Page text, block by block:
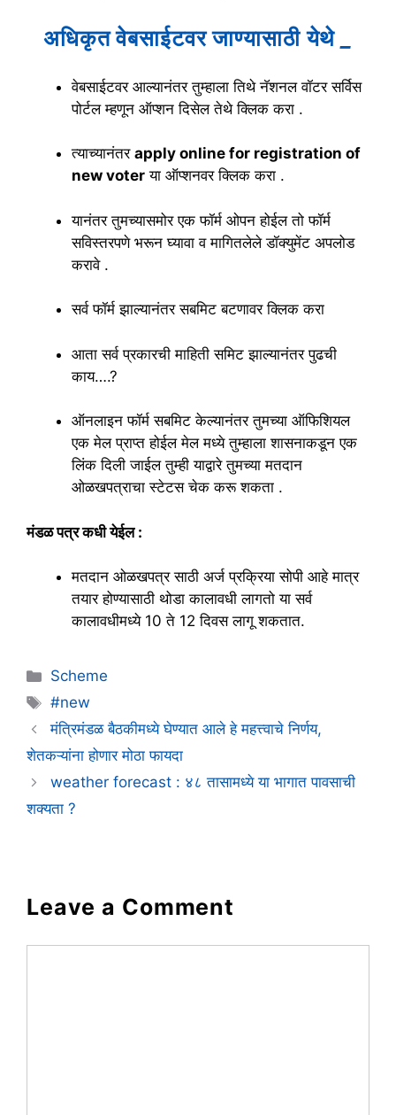
अधिकृत वेबसाईटवर जाण्यासाठी येथे
वेबसाईटवर आल्यानंतर तुम्हाला तिथे नॅशनल वॉटर सर्विस
पोर्टल म्हणून ऑप्शन दिसेल तेथे क्लिक करा .
त्याच्यानंतर apply online for registration of
new voter या ऑप्शनवर क्लिक करा .
यानंतर तुमच्यासमोर एक फॉर्म ओपन होईल तो फॉर्म
सविस्तरपणे भरून घ्यावा व मागितलेले डॉक्युमेंट अपलोड
करावे .
सर्व फॉर्म झाल्यानंतर सबमिट बटणावर क्लिक करा
आता सर्व प्रकारची माहिती समिट झाल्यानंतर पुढची
काय….?
ऑनलाइन फॉर्म सबमिट केल्यानंतर तुमच्या ऑफिशियल
एक मेल प्राप्त होईल मेल मध्ये तुम्हाला शासनाकडून एक
लिंक दिली जाईल तुम्ही याद्वारे तुमच्या मतदान
ओळखपत्राचा स्टेटस चेक करू शकता .
मंडळ पत्र कधी येईल :
मतदान ओळखपत्र साठी अर्ज प्रक्रिया सोपी आहे मात्र
तयार होण्यासाठी थोडा कालावधी लागतो या सर्व
कालावधीमध्ये 10 ते 12 दिवस लागू शकतात.
Categories
Scheme
Tags
#new
मंत्रिमंडळ बैठकीमध्ये घेण्यात आले हे महत्त्वाचे निर्णय,
शेतकऱ्यांना होणार मोठा फायदा
weather forecast : ४८ तासामध्ये या भागात पावसाची
शक्यता ?
Leave a Comment